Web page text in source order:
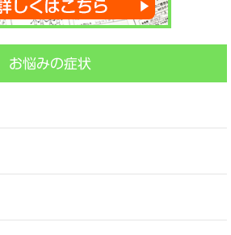
お悩みの症状